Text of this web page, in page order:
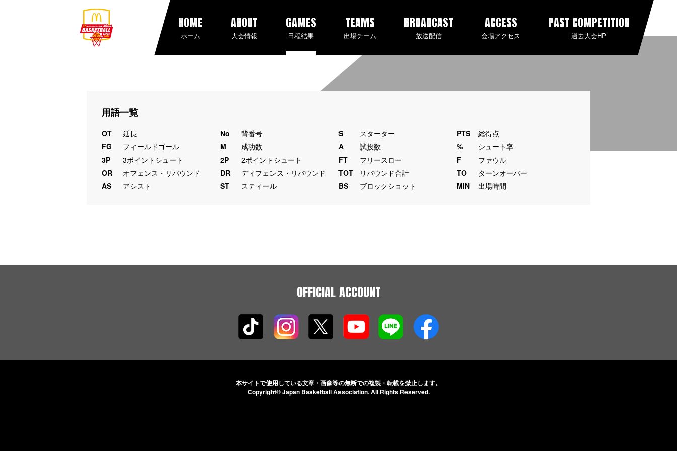
HOME
ホーム
ABOUT
大会情報
GAMES
日程結果
TEAMS
出場チーム
BROADCAST
放送配信
ACCESS
会場アクセス
PAST COMPETITION
過去大会HP
用語一覧
OT 延長 No 背番号 S スターター PTS
総得点
FG
フィールドゴール M 成功数 A 試投数 %
シュート率
3P
3ポイントシュート 2P 2ポイントシュート FT フリースロー F
ファウル
OR
オフェンス・リバウンド DR ディフェンス・リバウンド TOT リバウンド合計 TO
ターンオーバー
AS
アシスト ST スティール BS ブロックショット MIN 出場時間
OFFICIAL ACCOUNT
本サイトで使用している文章・画像等の無断での複製・転載を禁止します。
Copyright© Japan Basketball Association.All Rights Reserved.